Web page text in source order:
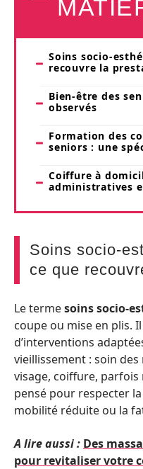
Soins socio-
recouvre la
Bien-être des
observés
Formation des
seniors : une
Coiffure à
administratives
Soins socio-
ce que
Le termesoins socio-
coupe ou mise en plis.
d’interventions
vieillissement : soin
visage, coiffure, parfois
pensé pour respecter
mobilité réduite ou la
A lire aussi : Des
pour revitaliser votre